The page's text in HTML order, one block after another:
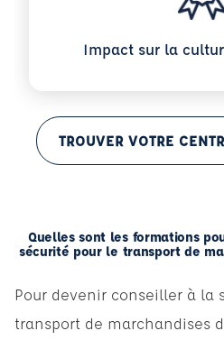
Impact sur la
TROUVER VOTRE
Quelles sont les formations
sécurité pour le transport de
Pour devenir conseiller à la
transport de marchandises